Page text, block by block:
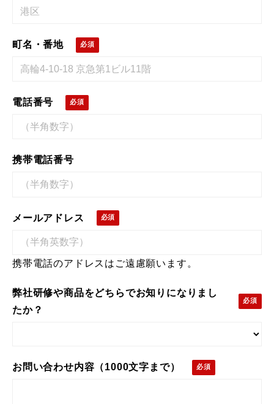
町名・番地
電話番号
携帯電話番号
メールアドレス
携帯電話のアドレスはご遠慮願います。
弊社研修や商品をどちらでお知りになりまし
たか？
お問い合わせ内容（1000文字まで）